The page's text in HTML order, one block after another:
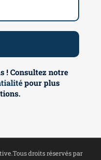
! Consultez notre
pour plus
droits réservés par